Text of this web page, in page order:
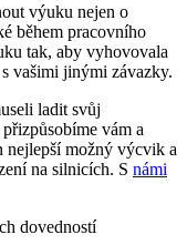
​výuku nejen ⁤o
⁢během pracovního
tak, ⁤aby vyhovovala
⁣vašimi jinými závazky.
ladit svůj
vám‌ a
nejlepší možný‌ výcvik a
na silnicích. S námi